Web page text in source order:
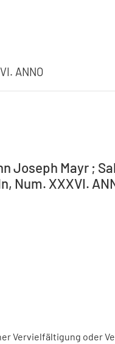
ANNO
Joseph Mayr ;
Num. XXXVI.
Vervielfältigung oder